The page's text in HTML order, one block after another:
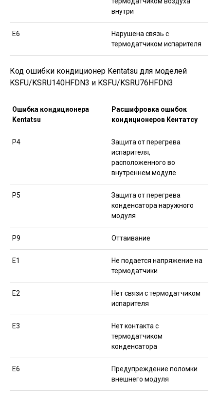
внутри
Е6
Нарушена связь с
термодатчиком испарителя
Код ошибки кондиционер Kentatsu для моделей
KSFU/KSRU140HFDN3 и KSFU/KSRU76HFDN3
Ошибка кондиционера
Kentatsu
Расшифровка ошибок
кондиционеров Кентатсу
Р4
Защита от перегрева
испарителя,
расположенного во
внутреннем модуле
Р5
Защита от перегрева
конденсатора наружного
модуля
Р9 Оттаивание
Е1
Не подается напряжение на
термодатчики
Е2
Нет связи с термодатчиком
испарителя
Е3
Нет контакта с
термодатчиком
конденсатора
Е6
Предупреждение поломки
внешнего модуля